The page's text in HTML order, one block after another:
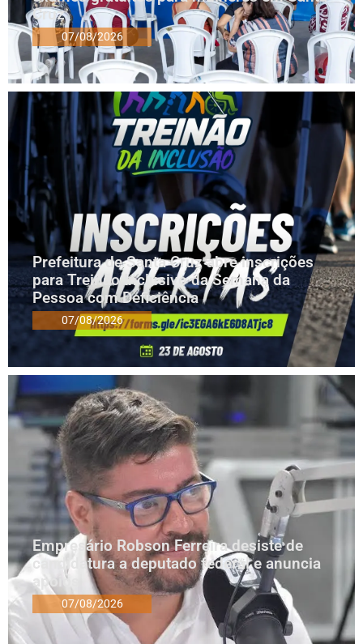
Cruz
07/08/2026
Prefeitura de Santa Cruz abre inscrições
para Treinão Inclusivo da Semana da
Pessoa com Deficiência
07/08/2026
Empresário Robson Ferreira desiste de
candidatura a deputado federal e anuncia
apoios
07/08/2026